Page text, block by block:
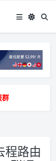
带宽|年付€29
群
路由